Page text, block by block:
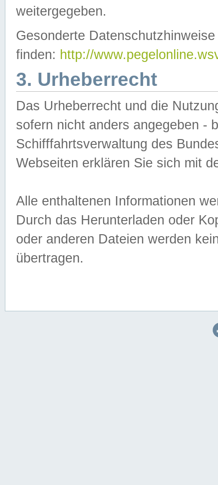
weitergegeben.
Gesonderte
finden: http://
3. Urheberrecht
Das Urheberrecht und die
sofern nicht anders angegeben -
Schifffahrtsverwaltung des
Webseiten erklären Sie sich mit
Alle enthaltenen Informationen
Durch das Herunterladen oder
oder anderen Dateien werden
übertragen.